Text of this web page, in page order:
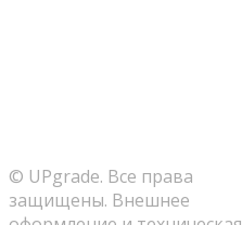
© UPgrade. Все права
защищены. Внешнее